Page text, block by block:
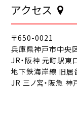
アクセス
〒650-0021
兵庫県神戸市中央
JR・阪神 元町駅東
地下鉄海岸線 旧居
JR 三ノ宮・阪急